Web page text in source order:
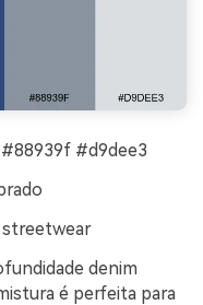
#d9dee3
denim
é perfeita para